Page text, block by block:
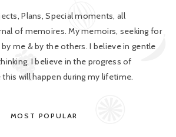
Plans, Special moments, all
of memoires. My memoirs, seeking for
me & by the others. I believe in gentle
I believe in the progress of
will happen during my lifetime.
MOST POPULAR